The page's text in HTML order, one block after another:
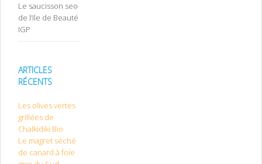
Le saucisson sec
de l’Ile de Beauté
IGP
ARTICLES
RÉCENTS
Les olives vertes
grillées de
Chalkidiki Bio
Le magret séché
de canard à foie